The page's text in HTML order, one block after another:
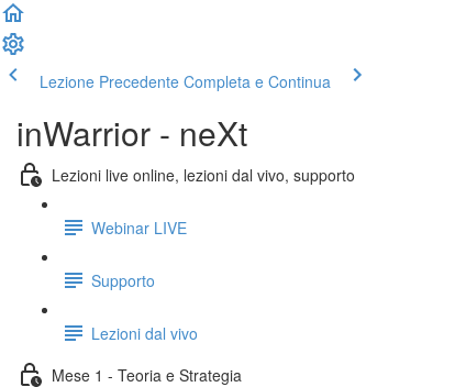
Lezione Precedente Completa e Continua
inWarrior - neXt
Lezioni live online, lezioni dal vivo, supporto
Webinar LIVE
Supporto
Lezioni dal vivo
Mese 1 - Teoria e Strategia